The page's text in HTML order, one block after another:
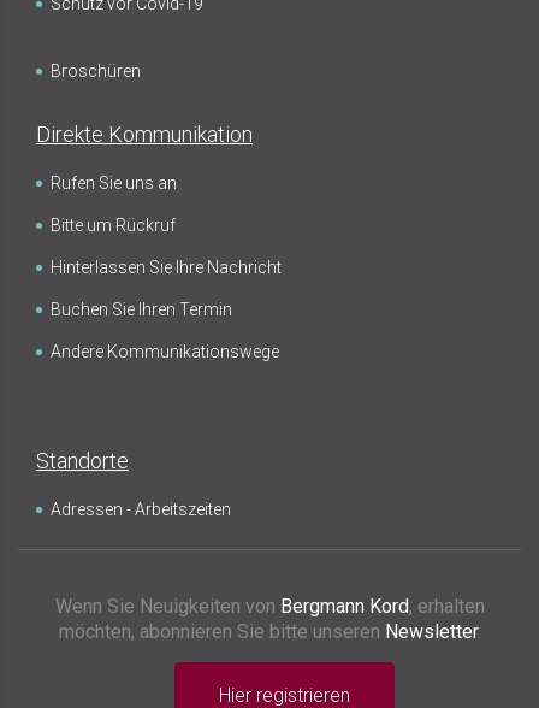
Broschüren
Direkte Kommunikation
Rufen Sie uns an
Bitte um Rückruf
Hinterlassen Sie Ihre Nachricht
Buchen Sie Ihren Termin
Andere Kommunikationswege
Standorte
Adressen - Arbeitszeiten
Wenn Sie Neuigkeiten von Bergmann Kord, erhalten
möchten, abonnieren Sie bitte unseren Newsletter.
Hier registrieren